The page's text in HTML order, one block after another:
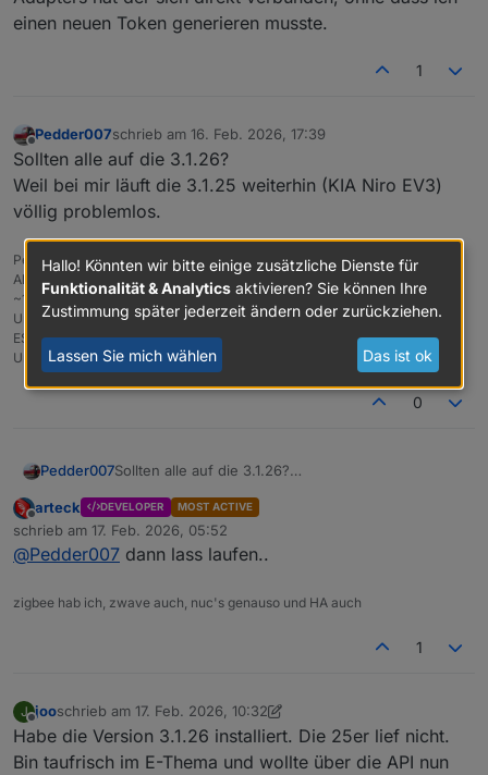
einen neuen Token generieren musste.
1
Offline
Pedder007schrieb am 16. Feb. 2026, 17:39
zuletzt editiert von
Sollten alle auf die 3.1.26?
Weil bei mir läuft die 3.1.25 weiterhin (KIA Niro EV3)
völlig problemlos.
Pedder
All @Proxmox/Trixie auf HP Elitedesk 800 G4; Zigbee: ZigStar (LAN),
~110Devices
Unifi, Motioneye/3Reolinks, PiHole, Bosch CS7800i via BBQKees/EMS-
ESP, Fronius/BYD 11kWp via Modbus
Under construction: Smart-WoMo auf Raspi4
0
Pedder007Sollten alle auf die 3.1.26?
völlig problemlos.
Offline
arteck DEVELOPER MOST ACTIVE
schrieb am 17. Feb. 2026, 05:52
zuletzt editiert von
@Pedder007 dann lass laufen..
zigbee hab ich, zwave auch, nuc's genauso und HA auch
1
J
Offline
jooschrieb am 17. Feb. 2026, 10:32
zuletzt editiert von joo
Habe die Version 3.1.26 installiert. Die 25er lief nicht.
Bin taufrisch im E-Thema und wollte über die API nun
Hallo! Könnten wir bitte einige zusätzliche Dienste für
Funktionalität & Analytics aktivieren? Sie können Ihre
Zustimmung später jederzeit ändern oder zurückziehen.
Lassen Sie mich wählen Das ist ok